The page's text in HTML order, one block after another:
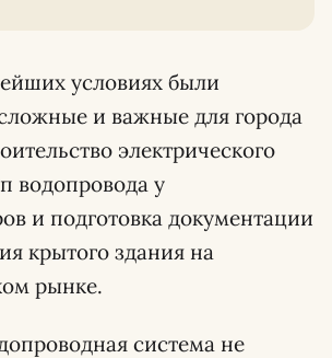
условиях были
и важные для города
электрического
водопровода у
и подготовка документации
крытого здания на
рынке.
система не